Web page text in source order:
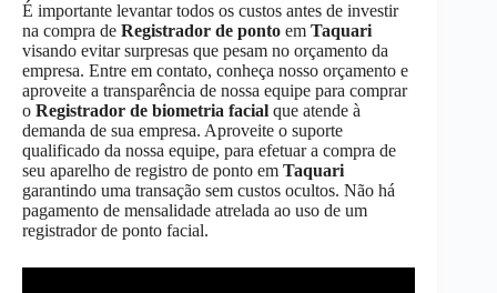
É importante levantar todos os custos antes de investir
na compra de Registrador de ponto em Taquari
visando evitar surpresas que pesam no orçamento da
empresa. Entre em contato, conheça nosso orçamento e
aproveite a transparência de nossa equipe para comprar
o Registrador de biometria facial que atende à
demanda de sua empresa. Aproveite o suporte
qualificado da nossa equipe, para efetuar a compra de
seu aparelho de registro de ponto em Taquari
garantindo uma transação sem custos ocultos. Não há
pagamento de mensalidade atrelada ao uso de um
registrador de ponto facial.